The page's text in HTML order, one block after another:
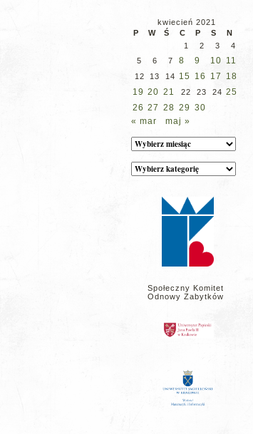
kwiecień 2021
P
W Ś C P S
N
1
2 3
4
5
6 7 8 9 10 11
12 13 14 15 16 17
18
19 20 21 22 23 24 25
26 27 28 29 30
« mar
maj »
Archiwum
Kategorie
wpisów
Społeczny Komitet
Odnowy Zabytków